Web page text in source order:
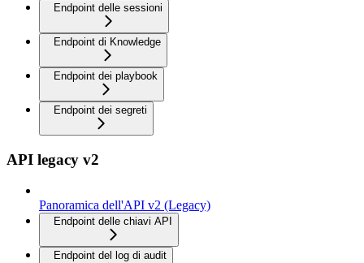
Endpoint delle sessioni
Endpoint di Knowledge
Endpoint dei playbook
Endpoint dei segreti
API legacy v2
Panoramica dell'API v2 (Legacy)
Endpoint delle chiavi API
Endpoint del log di audit